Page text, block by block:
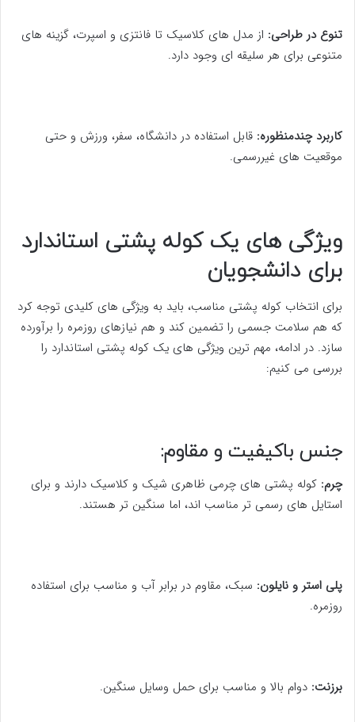
تنوع در طراحی: از مدل های کلاسیک تا فانتزی و اسپرت، گزینه های
متنوعی برای هر سلیقه ای وجود دارد.
کاربرد چندمنظوره: قابل استفاده در دانشگاه، سفر، ورزش و حتی
موقعیت های غیررسمی.
ویژگی های یک کوله پشتی استاندارد
برای دانشجویان
برای انتخاب کوله پشتی مناسب، باید به ویژگی های کلیدی توجه کرد
که هم سلامت جسمی را تضمین کند و هم نیازهای روزمره را برآورده
سازد. در ادامه، مهم ترین ویژگی های یک کوله پشتی استاندارد را
بررسی می کنیم:
جنس باکیفیت و مقاوم:
چرم: کوله پشتی های چرمی ظاهری شیک و کلاسیک دارند و برای
استایل های رسمی تر مناسب اند، اما سنگین تر هستند.
پلی استر و نایلون: سبک، مقاوم در برابر آب و مناسب برای استفاده
روزمره.
برزنت: دوام بالا و مناسب برای حمل وسایل سنگین.